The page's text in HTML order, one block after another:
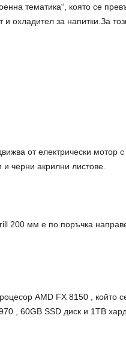
тематика“, която се
охладител за напитки.За
от електрически мотор
и черни акрилни листове.
200 мм е по поръчка
AMD FX 8150 , който
, 60GB SSD диск и 1TB хард